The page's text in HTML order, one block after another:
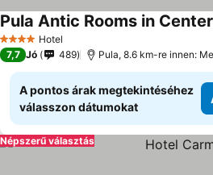
4 KategóriaHotel
Pula Antic Rooms in Center
7,7 Jó 489 Pula, 8.6 km-re innen:
A pontos árak megtekintéséhez
válasszon dátumokat
Népszerű választás